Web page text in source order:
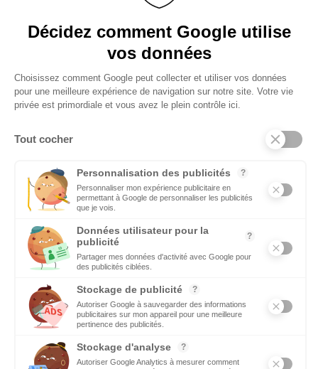
EMPLOI
C’est une priorité pour Ecomnews d’aider les personnes qui
recherchent un emploi ou une formation. Retrouvez aussi les
offres d’emploi des entreprises
Quels sont les décideurs qui font l’actualité économique et
Copyright © 2026 - Tous droits réservés
Qui sommes-nous ?
Contact
Conditions générales d’utilisation